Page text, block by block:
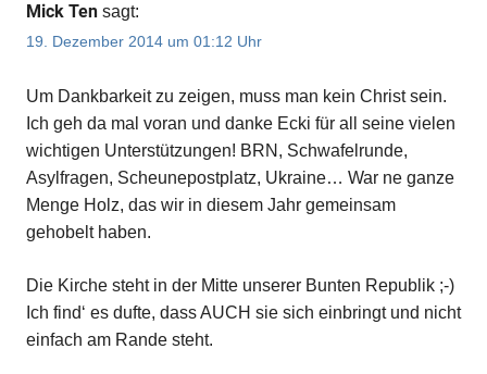
Mick Ten sagt:
19. Dezember 2014 um 01:12 Uhr
Um Dankbarkeit zu zeigen, muss man kein Christ sein.
Ich geh da mal voran und danke Ecki für all seine vielen
wichtigen Unterstützungen! BRN, Schwafelrunde,
Asylfragen, Scheunepostplatz, Ukraine… War ne ganze
Menge Holz, das wir in diesem Jahr gemeinsam
gehobelt haben.
Die Kirche steht in der Mitte unserer Bunten Republik ;-)
Ich find‘ es dufte, dass AUCH sie sich einbringt und nicht
einfach am Rande steht.